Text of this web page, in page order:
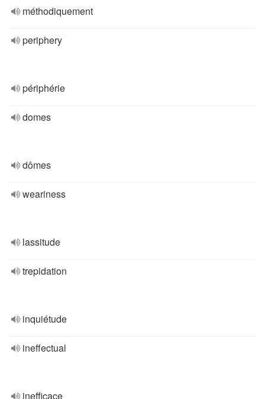
méthodiquement
periphery
périphérie
domes
dômes
weariness
lassitude
trepidation
inquiétude
ineffectual
inefficace